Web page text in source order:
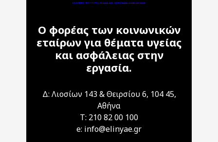
Ο φορέας των κοινωνικών
εταίρων για θέματα υγείας
και ασφάλειας στην
εργασία.
Δ: Λιοσίων 143 & Θειρσίου 6, 104 45,
Αθήνα
T: 210 82 00 100
e: info@elinyae.gr